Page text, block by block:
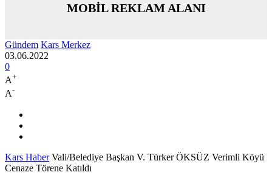
MOBİL REKLAM ALANI
Gündem Kars Merkez
03.06.2022
0
A+
A-
Kars HaberVali/Belediye Başkan V. Türker ÖKSÜZ Verimli Köyü
Cenaze Törene Katıldı